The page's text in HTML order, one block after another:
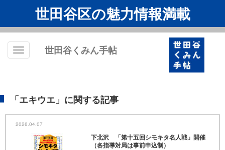
世田谷区の魅力情報満載
Toggle
世田谷くみん手帖
「エキウエ」に関する記事
2026.04.07
下北沢 「第十五回シモキタ名人戦」開催
（各指導対局は事前申込制）